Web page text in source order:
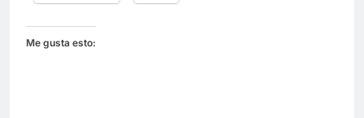
Me gusta esto: